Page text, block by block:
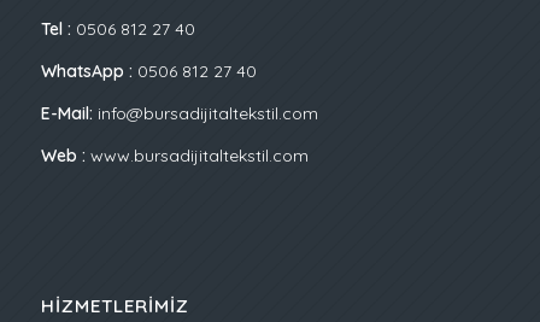
Tel : 0506 812 27 40
WhatsApp : 0506 812 27 40
E-Mail: info@bursadijitaltekstil.com
Web : www.bursadijitaltekstil.com
HIZMETLERIMIZ